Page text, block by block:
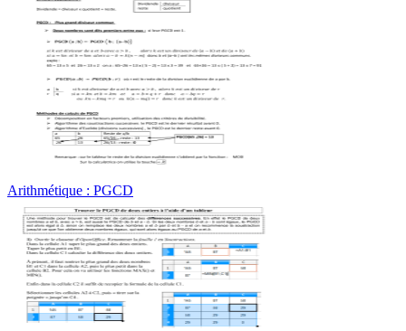
Arithmétique : PGCD